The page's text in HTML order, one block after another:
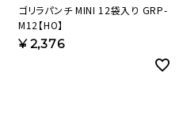
ゴリラパンチ MINI 12袋入り GRP-
M12【HO】
¥2,376